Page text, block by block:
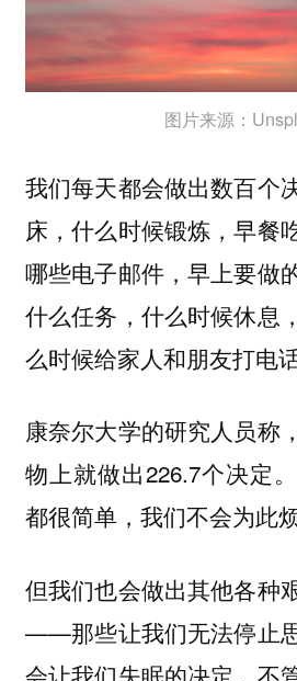
图片来源：
我们每天都会做出数百个
床，什么时候锻炼，早餐
哪些电子邮件，早上要做
什么任务，什么时候休息
么时候给家人和朋友打电
康奈尔大学的研究人员称
物上就做出226.7个决定
都很简单，我们不会为此烦
但我们也会做出其他各种
——那些让我们无法停止
会让我们失眠的决定。不